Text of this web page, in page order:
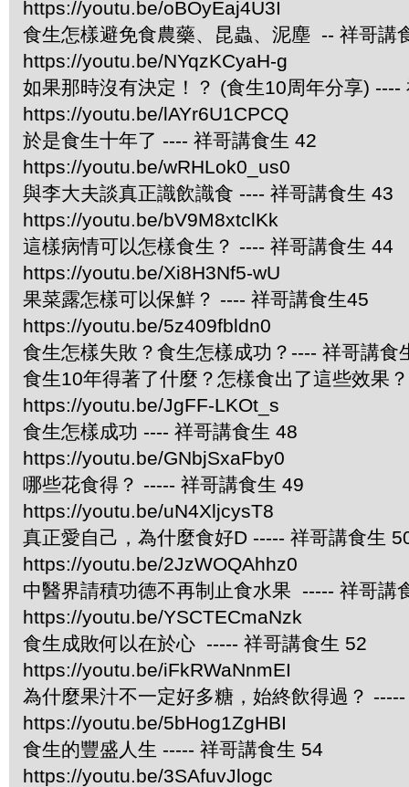
https://youtu.be/oBOyEaj4U3I
食生怎樣避免食農藥、昆蟲、泥塵 -- 祥哥講
https://youtu.be/NYqzKCyaH-g
如果那時沒有決定！？ (食生10周年分享) ----
https://youtu.be/lAYr6U1CPCQ
於是食生十年了 ---- 祥哥講食生 42
https://youtu.be/wRHLok0_us0
與李大夫談真正識飲識食 ---- 祥哥講食生 43
https://youtu.be/bV9M8xtclKk
這樣病情可以怎樣食生？ ---- 祥哥講食生 44
https://youtu.be/Xi8H3Nf5-wU
果菜露怎樣可以保鮮？ ---- 祥哥講食生45
https://youtu.be/5z409fbldn0
食生怎樣失敗？食生怎樣成功？---- 祥哥講食
食生10年得著了什麼？怎樣食出了這些效果
https://youtu.be/JgFF-LKOt_s
食生怎樣成功 ---- 祥哥講食生 48
https://youtu.be/GNbjSxaFby0
哪些花食得？ ----- 祥哥講食生 49
https://youtu.be/uN4XljcysT8
真正愛自己，為什麼食好D ----- 祥哥講食生
https://youtu.be/2JzWOQAhhz0
中醫界請積功德不再制止食水果 ----- 祥哥講
https://youtu.be/YSCTECmaNzk
食生成敗何以在於心 ----- 祥哥講食生 52
https://youtu.be/iFkRWaNnmEI
為什麼果汁不一定好多糖，始終飲得過？
https://youtu.be/5bHog1ZgHBI
食生的豐盛人生 ----- 祥哥講食生 54
https://youtu.be/3SAfuvJlogc